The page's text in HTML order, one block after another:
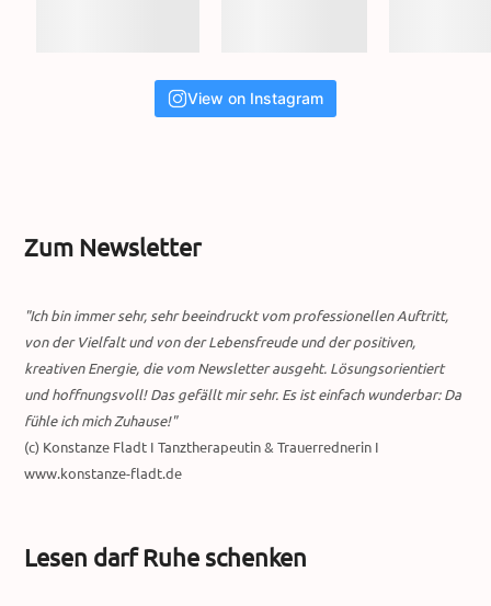
View on Instagram
Zum Newsletter
"Ich bin immer sehr, sehr beeindruckt vom professionellen Auftritt,
von der Vielfalt und von der Lebensfreude und der positiven,
kreativen Energie, die vom Newsletter ausgeht. Lösungsorientiert
und hoffnungsvoll! Das gefällt mir sehr. Es ist einfach wunderbar: Da
fühle ich mich Zuhause!"
(c) Konstanze Fladt I Tanztherapeutin & Trauerrednerin I
www.konstanze-fladt.de
Lesen darf Ruhe schenken